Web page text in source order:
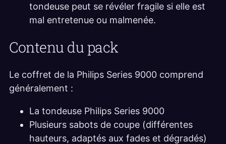
tondeuse peut se révéler fragile si elle est
mal entretenue ou malmenée.
Contenu du pack
Le coffret de la Philips Series 9000 comprend
généralement :
La tondeuse Philips Series 9000
Plusieurs sabots de coupe (différentes
hauteurs, adaptés aux fades et dégradés)